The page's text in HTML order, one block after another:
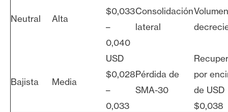
Neutral Alta
$0,033
–
0,040
Consolidación
lateral
Volumen
Bajista Media
USD
$0,028
–
0,033
Pérdida de
SMA-30
por
de USD
$0,038